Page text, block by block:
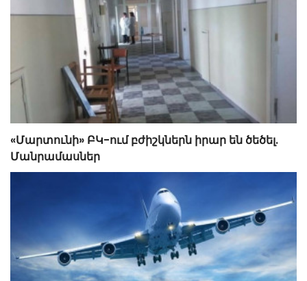
«Մարտունի» ԲԿ-ում բժիշկներն իրար են ծեծել.
Մանրամասներ